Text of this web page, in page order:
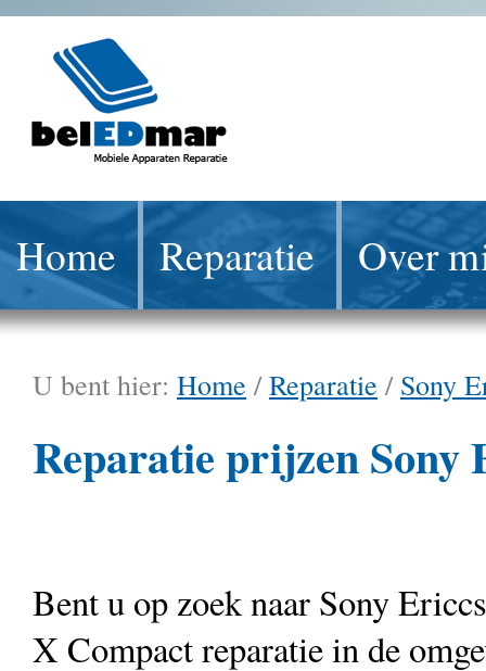
Home Reparatie Over
U bent hier: Home /Reparatie / Sony
Reparatie prijzen Sony
Bent u op zoek naar Sony
X Compact reparatie in de